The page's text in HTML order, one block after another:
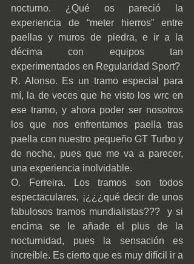
nocturno. ¿Qué os pareció la
experiencia de “meter hierros” entre
paellas y muros de piedra, e ir a la
décima con equipos tan
experimentados en Regularidad Sport?
R. Alonso. Es un tramo especial para
mí, la de veces que he visto los wrc en
ese tramo, y ahora poder ser nosotros
los que nos enfrentamos paella tras
paella con nuestro pequeño GT Turbo y
de noche, pues que me va a parecer,
una experiencia inolvidable.
O. Ferreira. Los tramos son todos
espectaculares, ¡¿¿¿qué decir de unos
fabulosos tramos mundialistas???  y si
encima se le añade el plus de la
nocturnidad, pues la sensación es
increíble. Es cierto que es muy difícil ir a